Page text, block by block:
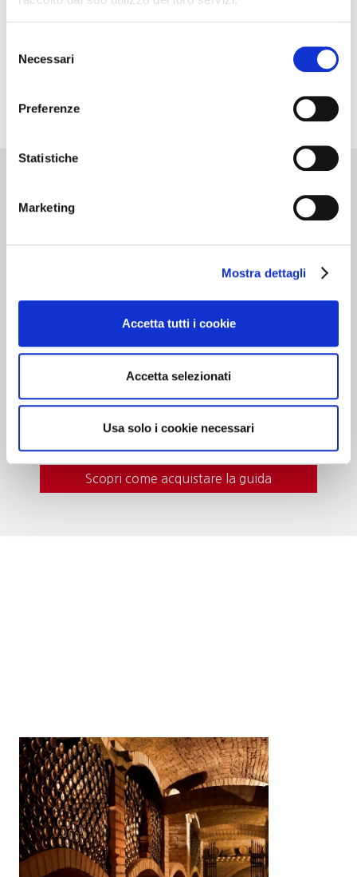
delNecessari
Preferenze
Statistiche
Marketing
Mostra dettagli
Accetta tutti i cookie
Accetta selezionati
Usa solo i cookie necessari
Cantine d’Italia
Dedicato alle cantine che …”valgono il
viaggio”. Oltre 700 realtà recensite, con
cantina. In questa edizione nuove segnalazioni
e itinerari del gusto per una guida sempre più
Scopri come acquistare la guida